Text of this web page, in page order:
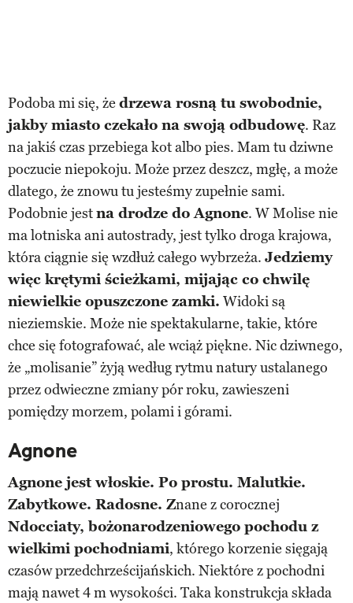
Podoba mi się, że drzewa rosną tu swobodnie,
jakby miasto czekało na swoją odbudowę. Raz
na jakiś czas przebiega kot albo pies. Mam tu dziwne
poczucie niepokoju. Może przez deszcz, mgłę, a może
dlatego, że znowu tu jesteśmy zupełnie sami.
Podobnie jestna drodze do Agnone. W Molise nie
ma lotniska ani autostrady, jest tylko droga krajowa,
która ciągnie się wzdłuż całego wybrzeża. Jedziemy
więc krętymi ścieżkami, mijając co chwilę
niewielkie opuszczone zamki. Widoki są
nieziemskie. Może nie spektakularne, takie, które
chce się fotografować, ale wciąż piękne. Nic dziwnego,
że „molisanie” żyją według rytmu natury ustalanego
przez odwieczne zmiany pór roku, zawieszeni
pomiędzy morzem, polami i górami.
Agnone
Agnone jest włoskie. Po prostu. Malutkie.
Zabytkowe. Radosne. Znane z corocznej
Ndocciaty, bożonarodzeniowego pochodu z
wielkimi pochodniami, którego korzenie sięgają
czasów przedchrześcijańskich. Niektóre z pochodni
mają nawet 4 m wysokości. Taka konstrukcja składa